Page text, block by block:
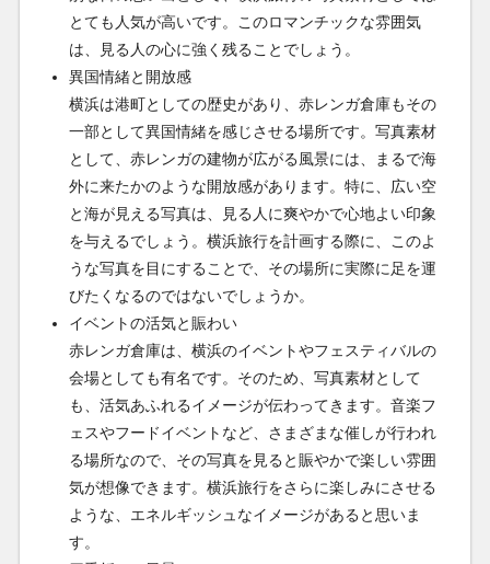
とても人気が高いです。このロマンチックな雰囲気
は、見る人の心に強く残ることでしょう。
異国情緒と開放感
横浜は港町としての歴史があり、赤レンガ倉庫もその
一部として異国情緒を感じさせる場所です。写真素材
として、赤レンガの建物が広がる風景には、まるで海
外に来たかのような開放感があります。特に、広い空
と海が見える写真は、見る人に爽やかで心地よい印象
を与えるでしょう。横浜旅行を計画する際に、このよ
うな写真を目にすることで、その場所に実際に足を運
びたくなるのではないでしょうか。
イベントの活気と賑わい
赤レンガ倉庫は、横浜のイベントやフェスティバルの
会場としても有名です。そのため、写真素材として
も、活気あふれるイメージが伝わってきます。音楽フ
ェスやフードイベントなど、さまざまな催しが行われ
る場所なので、その写真を見ると賑やかで楽しい雰囲
気が想像できます。横浜旅行をさらに楽しみにさせる
ような、エネルギッシュなイメージがあると思いま
す。